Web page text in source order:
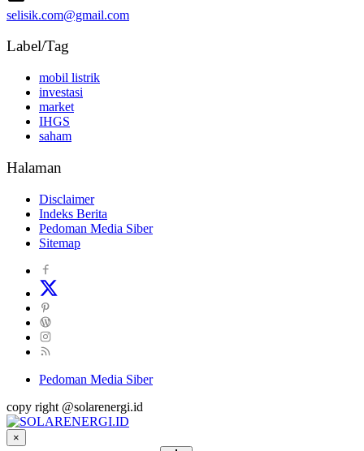
selisik.com@gmail.com
Label/Tag
mobil listrik
investasi
market
IHGS
saham
Halaman
Disclaimer
Indeks Berita
Pedoman Media Siber
Sitemap
Pedoman Media Siber
copy right @solarenergi.id
×